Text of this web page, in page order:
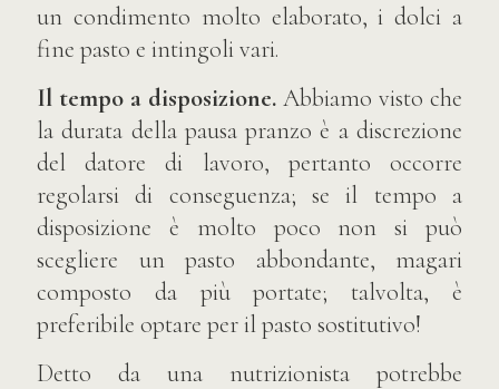
un condimento molto elaborato, i dolci a
fine pasto e intingoli vari.
Il tempo a disposizione. Abbiamo visto che
la durata della pausa pranzo è a discrezione
del datore di lavoro, pertanto occorre
regolarsi di conseguenza; se il tempo a
disposizione è molto poco non si può
scegliere un pasto abbondante, magari
composto da più portate; talvolta, è
preferibile optare per il pasto sostitutivo!
Detto da una nutrizionista potrebbe